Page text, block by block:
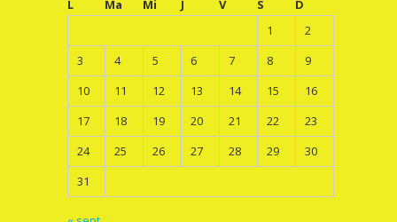
L
Ma Mi J V S
D
1
2
3
4 5 6 7 8
9
10
11 12 13 14 15
16
17
18 19 20 21 22
23
24
25 26 27 28 29
30
31